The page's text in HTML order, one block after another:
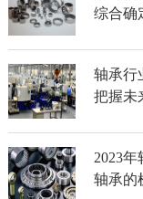
综合确
轴承行
把握未
2023
轴承的